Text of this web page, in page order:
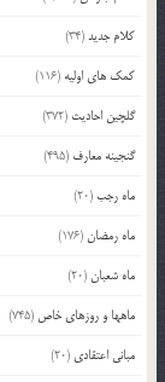
کلام جدید(34)
کمک های اولیه (116)
گلچین احادیث (372)
گنجینه معارف (495)
ماه رجب(20)
ماه رمضان(176)
ماه شعبان(20)
ماهها و روزهای خاص (745)
مبانی اعتقادی (20)